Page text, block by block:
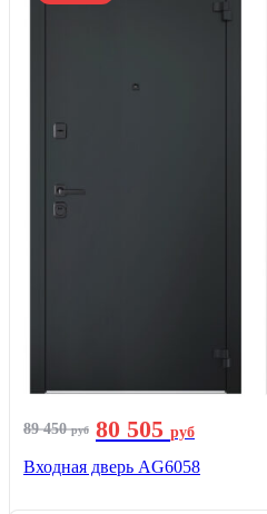
89 450руб 80 505 руб
Входная дверь AG6058